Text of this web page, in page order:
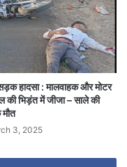
हादसा : मालवाहक और मोटर
की भिड़ंत में जीजा – साले की
मौत
3, 2025